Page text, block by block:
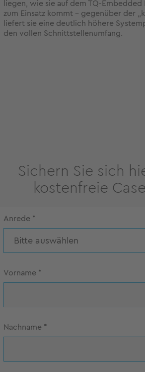
liegen, wie sie auf dem TQ-Embedded
zum Einsatz kommt - gegenüber der
liefert sie eine deutlich höhere
den vollen Schnittstellenumfang.
Sichern Sie sich
kostenfreie
Anrede *
Bitte auswählen
Vorname *
Nachname *